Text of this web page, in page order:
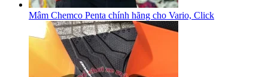
Mâm Chemco Penta chính hãng cho Vario, Click